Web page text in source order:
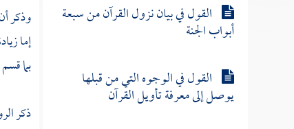
القول في بيان نزول القرآن من سبعة
أبواب الجنة
القول في الوجوه التي من قبلها
يوصل إلى معرفة تأويل القرآن
وذكر
إما
بما
ذكر